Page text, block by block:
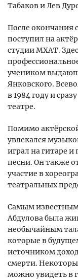
Табаков и Лев
После окончания
поступил на
студии МХАТ.
учеником
Янковского.
в 1984 году и
театре.
Помимо
увлекался
играл на гитаре и
песни. Он также
участие в
театральных
Самым известным
Абдулова была
необычайным
которые в
источником
смерти.
можно увидеть в